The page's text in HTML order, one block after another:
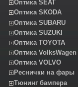
Оптика SEAT
Оптика SKODA
Оптика SUBARU
Оптика SUZUKI
Оптика TOYOTA
Оптика VolksWagen
Оптика VOLVO
Реснички на фары
Тюнинг бампера